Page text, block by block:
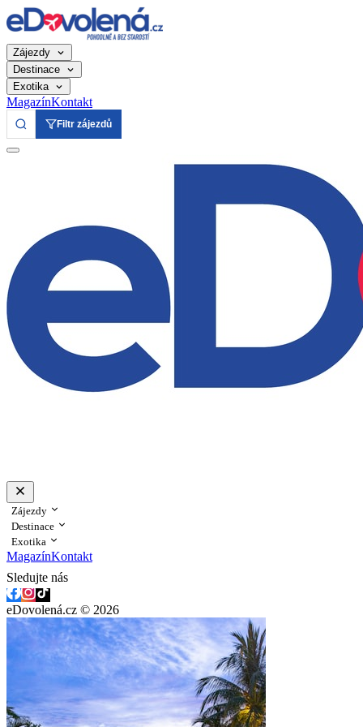
Zájezdy
Destinace
Exotika
MagazínKontakt
Filtr zájezdů
Zájezdy
Destinace
Exotika
MagazínKontakt
Sledujte nás
eDovolená.cz © 2026